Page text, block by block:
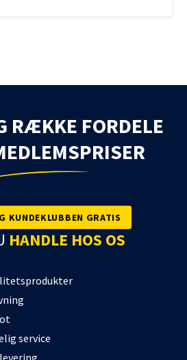
RÆKKE FORDELE
KUNDEKLUBBEN GRATIS
HANDLE HOS OS
service